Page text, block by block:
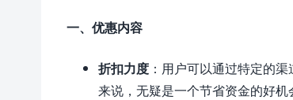
一、优惠内容
折扣力度 ：用户可以通过特定的
来说，无疑是一个节省资金的好机